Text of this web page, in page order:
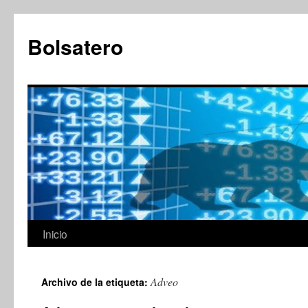
contenido
Bolsatero
Inicio
Archivo de la etiqueta:Adveo